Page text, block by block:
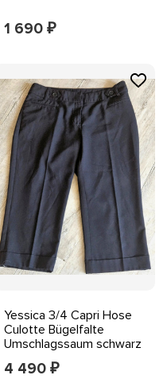
1 690 ₽
Yessica 3/4 Capri Hose
Culotte Bügelfalte
Umschlagssaum schwarz
Gr. 40 +++ NEU
4 490 ₽